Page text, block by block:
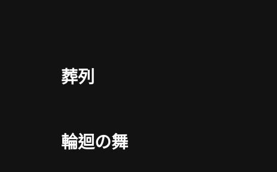
葬列
輪迴の舞